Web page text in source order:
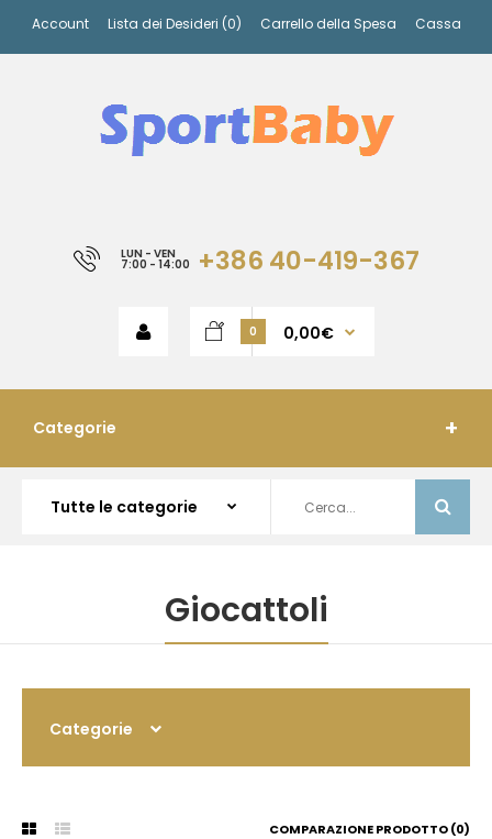
Account Lista dei Desideri (0) Carrello della Spesa Cassa
LUN - VEN
7:00 - 14:00 +386 40-419-367
0 0,00€
Categorie
Giocattoli
Categorie
COMPARAZIONE PRODOTTO (0)